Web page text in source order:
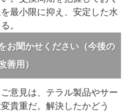
最小限に抑え、安定した水
。
お聞かせください（今後の
善用）
意見は、テラル製品やサー
貴重だ。解決したかどう